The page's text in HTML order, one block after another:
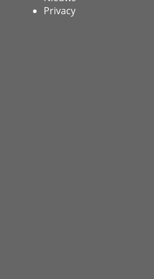
Privacy